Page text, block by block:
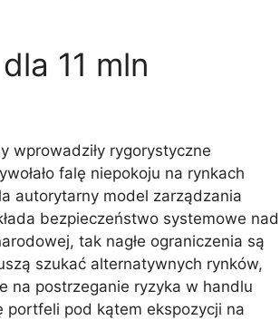
11 mln
wprowadziły rygorystyczne
falę niepokoju na rynkach
autorytarny model zarządzania
bezpieczeństwo systemowe nad
tak nagłe ograniczenia są
szukać alternatywnych rynków,
na postrzeganie ryzyka w handlu
pod kątem ekspozycji na